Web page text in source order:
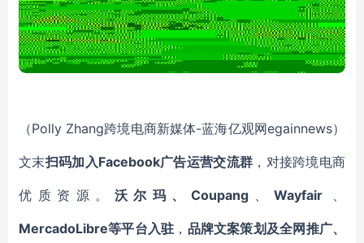
（Polly Zhang跨境电商新媒体-蓝海亿观网egainnews）
文末扫码加入Facebook广告运营交流群 ，对接跨境电商
优质资源。 沃尔玛、 Coupang、 Wayfair
MercadoLibre等平台入驻 ， 品牌文案策划及全网推广、